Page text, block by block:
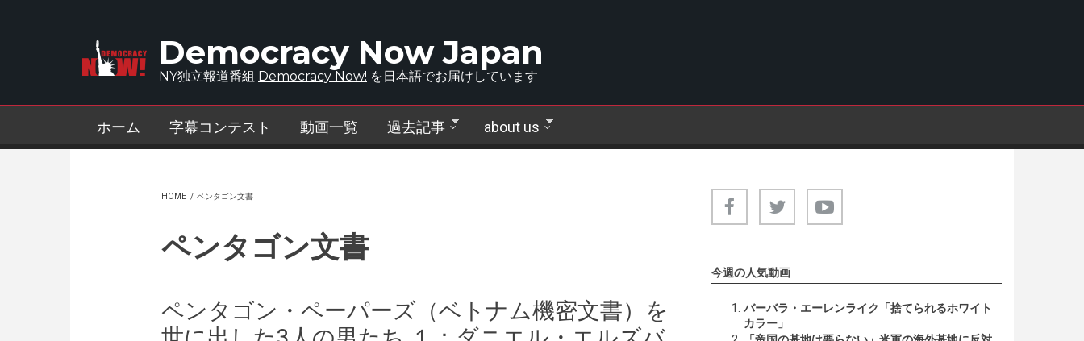
Democracy Now Japan
NY独立報道番組 Democracy Now! を日本語でお届けしています
ホーム 字幕コンテスト 動画一覧 過去記事 about us
HOME / ペンタゴン文書
ペンタゴン文書
ペンタゴン・ペーパーズ（ベトナム機密文書）を
今週の人気動画
バーバラ・エーレンライク「捨てられるホワイト
カラー」